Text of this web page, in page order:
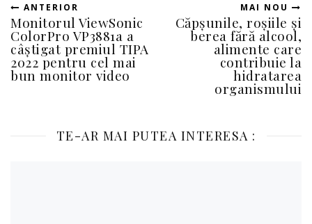
ANTERIOR
Monitorul ViewSonic
ColorPro VP3881a a
câștigat premiul TIPA
2022 pentru cel mai
bun monitor video
MAI NOU
Căpșunile, roșiile și
berea fără alcool,
alimente care
contribuie la
hidratarea
organismului
TE-AR MAI PUTEA INTERESA :